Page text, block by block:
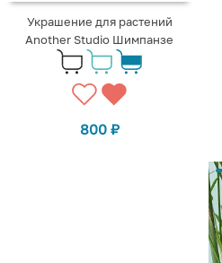
Украшение для растений
Another Studio Шимпанзе
800 ₽